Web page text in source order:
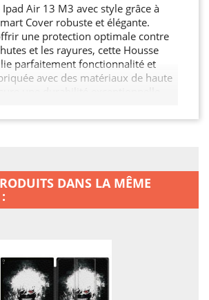
Air 13 M3 avec style grâce à
Cover robuste et élégante.
une protection optimale contre
et les rayures, cette Housse
parfaitement fonctionnalité et
avec des matériaux de haute
et facile à manipuler. Son
et raffiné s'adapte à votre Ipad Air
DANS LA MÊME